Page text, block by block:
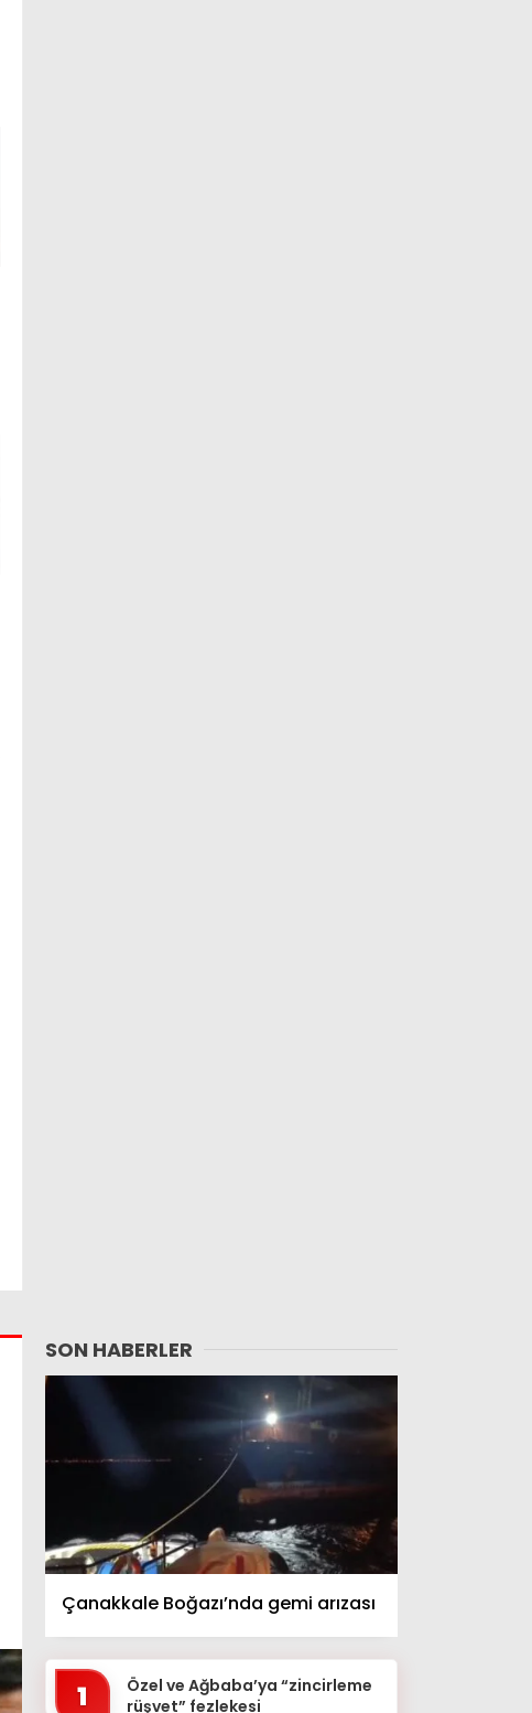
SON HABERLER
Çanakkale Boğazı’nda gemi arızası
1
Özel ve Ağbaba’ya “zincirleme
rüşvet” fezlekesi